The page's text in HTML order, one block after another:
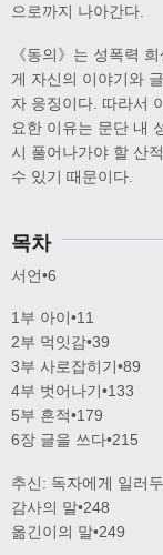
으로까지 나아간다.
《동의》는 성폭력
게 자신의 이야기와
자 응징이다. 따라서
요한 이유는 문단 내
시 풀어나가야 할 산
수 있기 때문이다.
목차
서언•6
1부 아이•11
2부 먹잇감•39
3부 사로잡히기•89
4부 벗어나기•133
5부 흔적•179
6장 글을 쓰다•215
추신: 독자에게 일러
감사의 말•248
옮긴이의 말•249